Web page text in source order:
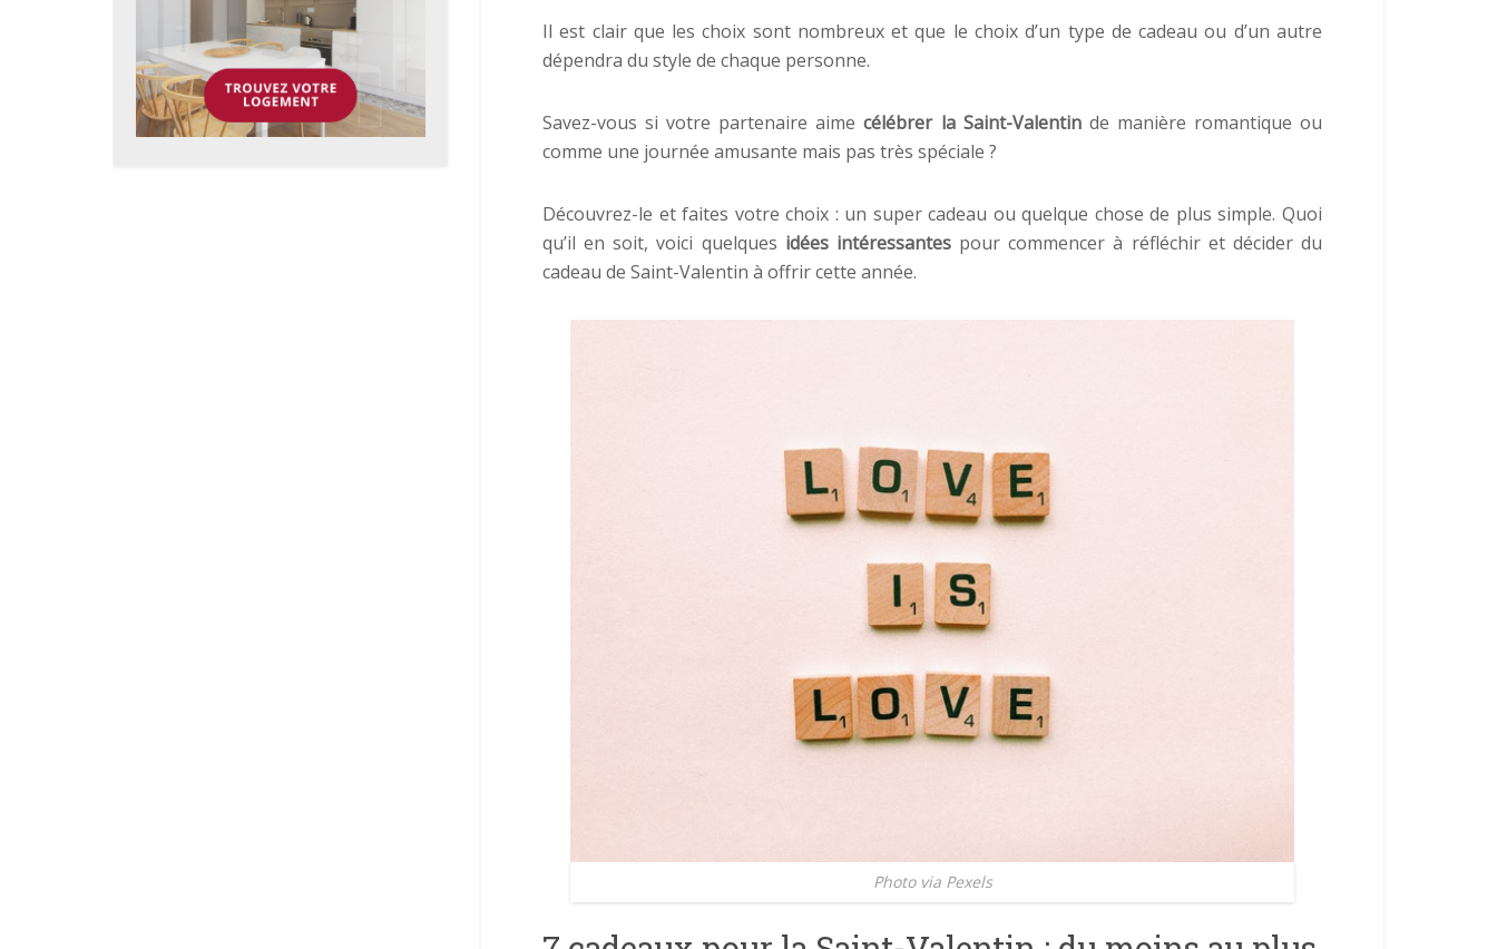
Il est clair que les choix sont nombreux et que le choix d’un type de cadeau ou d’un autre
dépendra du style de chaque personne.
Savez-vous si votre partenaire aimecélébrer la Saint-Valentinde manière romantique ou
comme une journée amusante mais pas très spéciale ?
Découvrez-le et faites votre choix : un super cadeau ou quelque chose de plus simple. Quoi
qu’il en soit, voici quelques idées intéressantespour commencer à réfléchir et décider du
cadeau de Saint-Valentin à offrir cette année.
Photo via Pexels